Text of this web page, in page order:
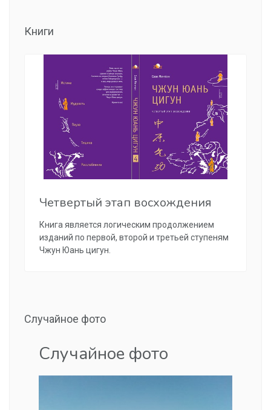
Книги
Четвертый этап восхождения
Книга является логическим продолжением
изданий по первой, второй и третьей ступеням
Чжун Юань цигун.
Случайное фото
Случайное фото